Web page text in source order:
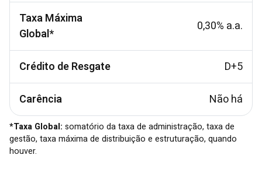
Taxa Máxima
Global*
0,30% a.a.
Crédito de Resgate D+5
Carência Não há
*Taxa Global: somatório da taxa de administração, taxa de
gestão, taxa máxima de distribuição e estruturação, quando
houver.